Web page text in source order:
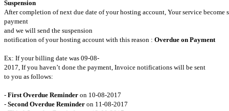
Suspension
After completion of next due date of your hosting account, Your service become
payment
and we will send the suspension
notification of your hosting account with this reason : Overdue on Payment
Ex: If your billing date was 09-08-
2017, If you haven’t done the payment, Invoice notifications will be sent
to you as follows:
- First Overdue Reminder on 10-08-2017
- Second Overdue Reminder on 11-08-2017